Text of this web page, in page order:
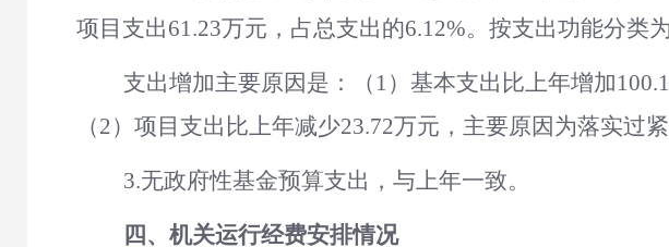
项目支出61.23万元，占总支出的6.12%。按支出功能分类为
支出增加主要原因是：（ 1）基本支出比上年增加
（2）项目支出比上年减少23.72万元，主要原因为落实过
3.无政府性基金预算支出，与上年一致。
四、 机关运行经费安排情况